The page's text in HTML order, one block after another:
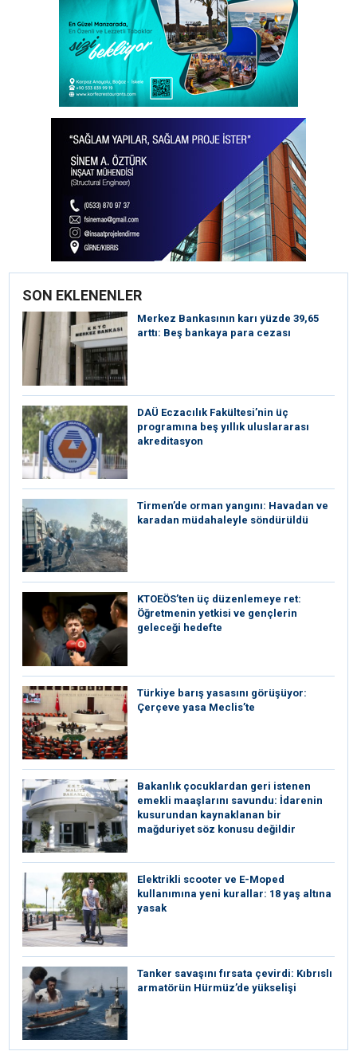
SON EKLENENLER
Merkez Bankasının karı yüzde 39,65
arttı: Beş bankaya para cezası
DAÜ Eczacılık Fakültesi’nin üç
programına beş yıllık uluslararası
akreditasyon
Tirmen’de orman yangını: Havadan ve
karadan müdahaleyle söndürüldü
KTOEÖS’ten üç düzenlemeye ret:
Öğretmenin yetkisi ve gençlerin
geleceği hedefte
Türkiye barış yasasını görüşüyor:
Çerçeve yasa Meclis’te
Bakanlık çocuklardan geri istenen
emekli maaşlarını savundu: İdarenin
kusurundan kaynaklanan bir
mağduriyet söz konusu değildir
Elektrikli scooter ve E-Moped
kullanımına yeni kurallar: 18 yaş altına
yasak
Tanker savaşını fırsata çevirdi: Kıbrıslı
armatörün Hürmüz’de yükselişi